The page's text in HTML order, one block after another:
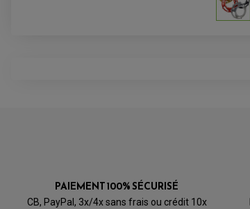
PAIEMENT 100% SÉCURISÉ
CB, PayPal, 3x/4x sans frais ou crédit 10x